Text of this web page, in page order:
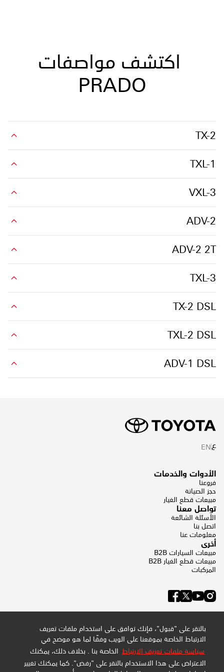
بالنقر على "قبول"، فإنك توافق على استخدام ملفات تعريف
الارتباط الخاصة بموقعنا على الويب وفقًا لما هو موضح في
سياسة ملفات تعريف الارتباط الخاصة بنا . بخلاف ذلك، يمكنك
الاعتراض على هذا الاستخدام بالنقر على "رفض". كما يمكنك تغيير
اكتشف مواصفات
PRADO
TX-2
TXL-1
VXL-3
ADV-2
ADV-2 2T
TXL-3
TX-2 DSL
TXL-2 DSL
ADV-1 DSL
ع EN
الأدوات والخدمات
فروعنا
حجز الصيانة
مبيعات قطع الغيار
تواصل معنا
الأسئلة الشائعة
اتصل بنا
معلومات عنا
أخرى
مبيعات السيارات B2B
مبيعات قطع الغيار B2B
المركبات